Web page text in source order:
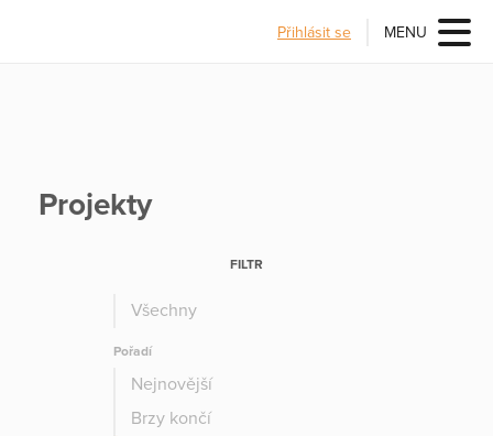
Přihlásit se MENU
Projekty
FILTR
Všechny
Pořadí
Nejnovější
Brzy končí